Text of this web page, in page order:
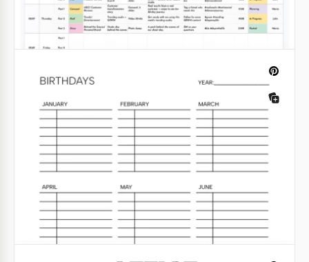
Monatlicher leerer Kalendervorlage